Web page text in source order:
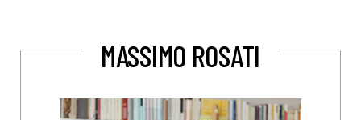
MASSIMO ROSATI